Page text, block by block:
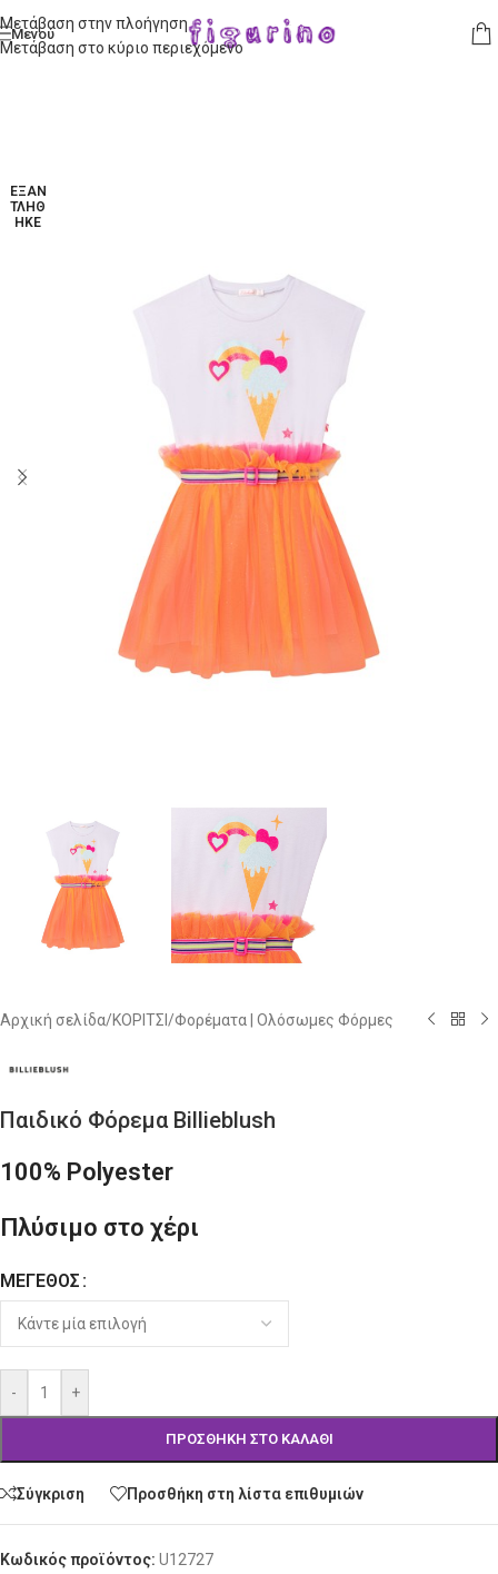
Μετάβαση στην πλοήγηση
Μετάβαση στο κύριο περιεχόμενο
Μενού
ΕΞΑΝ
ΤΛΉΘ
ΗΚΕ
Αρχική σελίδα/ΚΟΡΙΤΣΙ /Φορέματα | Ολόσωμες Φόρμες
Παιδικό Φόρεμα Billieblush
100% Polyester
Πλύσιμο στο χέρι
ΜΈΓΕΘΟΣ
- +
ΠΡΟΣΘΉΚΗ ΣΤΟ ΚΑΛΆΘΙ
Alternative:
Σύγκριση Προσθήκη στη λίστα επιθυμιών
Κωδικός προϊόντος: U12727